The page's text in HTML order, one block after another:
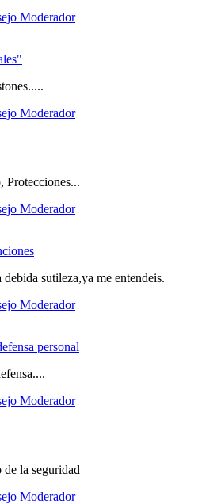
Moderador
Moderador
Protecciones...
Moderador
debida sutileza,ya me entendeis.
Moderador
personal
Moderador
la seguridad
Moderador